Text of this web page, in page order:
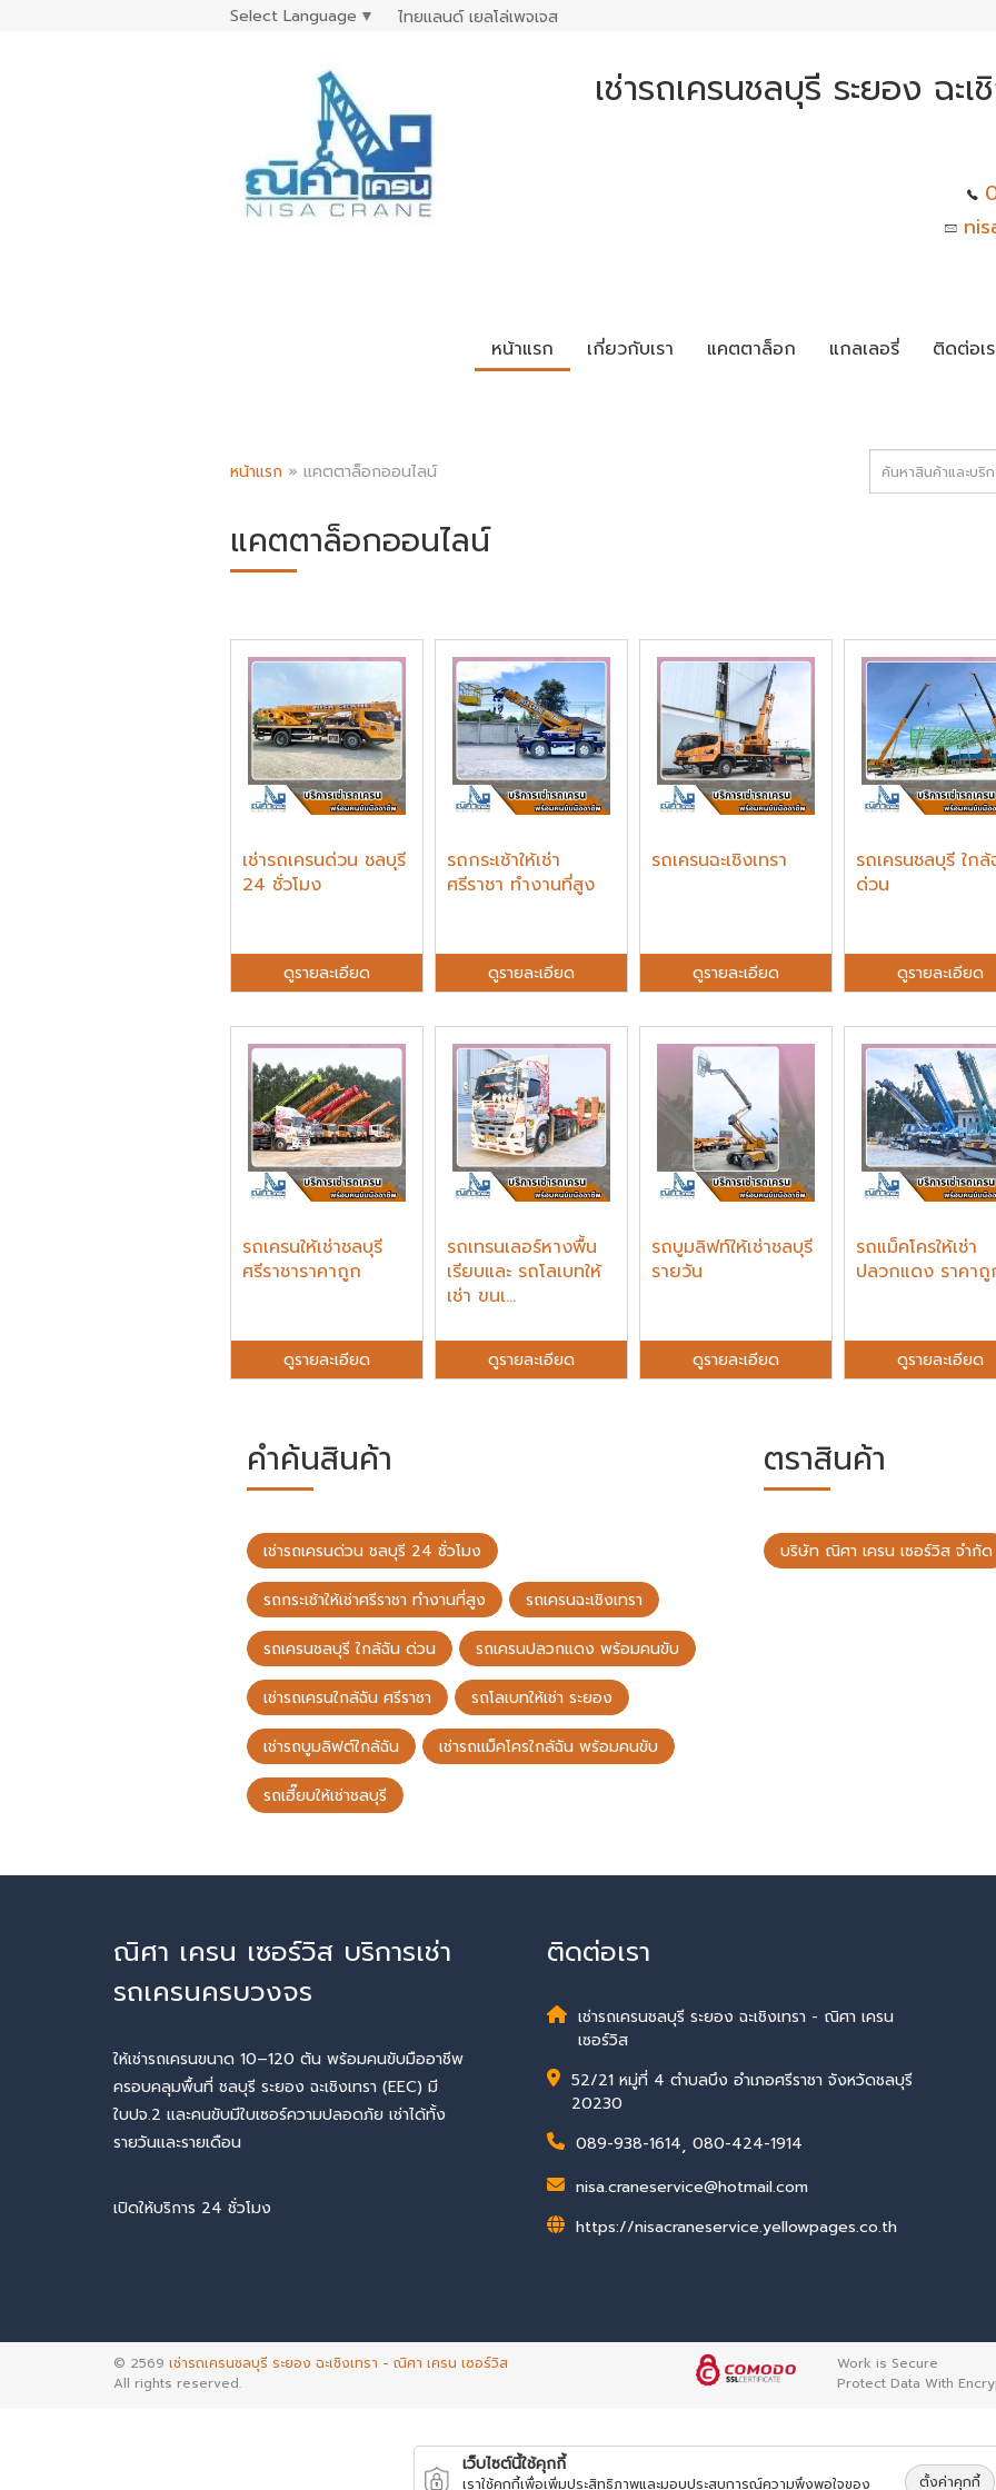
Select Language ▼ ไทยแลนด์ เยลโล่เพจเจส
เช่ารถเครนชลบุรี ระยอง ฉะ
หน้าแรก เกี่ยวกับเรา แคตตาล็อก แกลเลอรี่ ติดต่อเ
หน้าแรก » แคตตาล็อกออนไลน์
แคตตาล็อกออนไลน์
เช่ารถเครนด่วน ชลบุรี
24 ชั่วโมง
ดูรายละเอียด
รถกระเช้าให้เช่า
ศรีราชา ทำงานที่สูง
ดูรายละเอียด
รถเครนฉะเชิงเทรา
ดูรายละเอียด
รถเครนชลบุรี ใก
ด่วน
ดูรายละเอียด
รถเครนให้เช่าชลบุรี
ศรีราชาราคาถูก
ดูรายละเอียด
รถเทรนเลอร์หางพื้น
เรียบและ รถโลเบทให้
เช่า ขนเ...
ดูรายละเอียด
รถบูมลิฟท์ให้เช่าชลบุรี
รายวัน
ดูรายละเอียด
รถแม็คโครให้เช่า
ปลวกแดง ราคาถู
ดูรายละเอียด
คำค้นสินค้า
เช่ารถเครนด่วน ชลบุรี 24 ชั่วโมง
รถกระเช้าให้เช่าศรีราชา ทำงานที่สูง รถเครนฉะเชิงเทรา
รถเครนชลบุรี ใกล้ฉัน ด่วน รถเครนปลวกแดง พร้อมคนขับ
เช่ารถเครนใกล้ฉัน ศรีราชา รถโลเบทให้เช่า ระยอง
เช่ารถบูมลิฟต์ใกล้ฉัน เช่ารถแม็คโครใกล้ฉัน พร้อมคนขับ
รถเฮี๊ยบให้เช่าชลบุรี
ตราสินค้า
บริษัท ณิศา เครน เซอร์วิส จำกัด
ณิศา เครน เซอร์วิส บริการเช่า
รถเครนครบวงจร
ให้เช่ารถเครนขนาด 10–120 ตัน พร้อมคนขับมืออาชีพ
ครอบคลุมพื้นที่ ชลบุรี ระยอง ฉะเชิงเทรา (EEC) มี
ใบปจ.2 และคนขับมีใบเซอร์ความปลอดภัย เช่าได้ทั้ง
รายวันและรายเดือน
เปิดให้บริการ 24 ชั่วโมง
ติดต่อเรา
เช่ารถเครนชลบุรี ระยอง ฉะเชิงเทรา - ณิศา เครน
เซอร์วิส
52/21 หมู่ที่ 4 ตำบลบึง อำเภอศรีราชา จังหวัดชลบุรี
20230
089-938-1614, 080-424-1914
nisa.craneservice@hotmail.com
https://nisacraneservice.yellowpages.co.th
© 2569 เช่ารถเครนชลบุรี ระยอง ฉะเชิงเทรา - ณิศา เครน เซอร์วิส
All rights reserved.
Work is Secure
Protect Data With
เว็บไซต์นี้ใช้คุกกี้
เราใช้คุกกี้เพื่อเพิ่มประสิทธิภาพและมอบประสบการณ์ความพึงพอใจของ ตั้งค่าคุกกี้